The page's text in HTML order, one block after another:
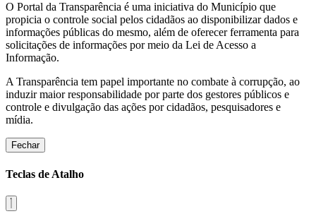
O Portal da Transparência é uma iniciativa do Município que
propicia o controle social pelos cidadãos ao disponibilizar dados e
informações públicas do mesmo, além de oferecer ferramenta para
solicitações de informações por meio da Lei de Acesso a
Informação.
A Transparência tem papel importante no combate à corrupção, ao
induzir maior responsabilidade por parte dos gestores públicos e
controle e divulgação das ações por cidadãos, pesquisadores e
mídia.
Fechar
Teclas de Atalho